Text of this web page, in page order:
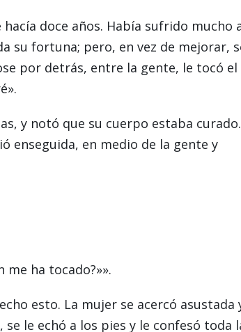
doce años. Había sufrido mucho
su fortuna; pero, en vez de mejorar,
por detrás, entre la gente, le tocó el
y notó que su cuerpo estaba curado.
enseguida, en medio de la gente y
ha tocado?»».
esto. La mujer se acercó asustada
le echó a los pies y le confesó toda